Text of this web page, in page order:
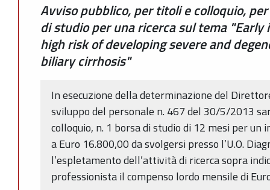
Avviso pubblico, per titoli e colloquio,
di studio per una ricerca sul tema
high risk of developing severe and
biliary cirrhosis"
In esecuzione della determinazione del
sviluppo del personale n. 467 del 30/5/2013
colloquio, n. 1 borsa di studio di 12 mesi per
a Euro 16.800,00 da svolgersi presso l’U.O.
l’espletamento dell’attività di ricerca sopra
professionista il compenso lordo mensile di